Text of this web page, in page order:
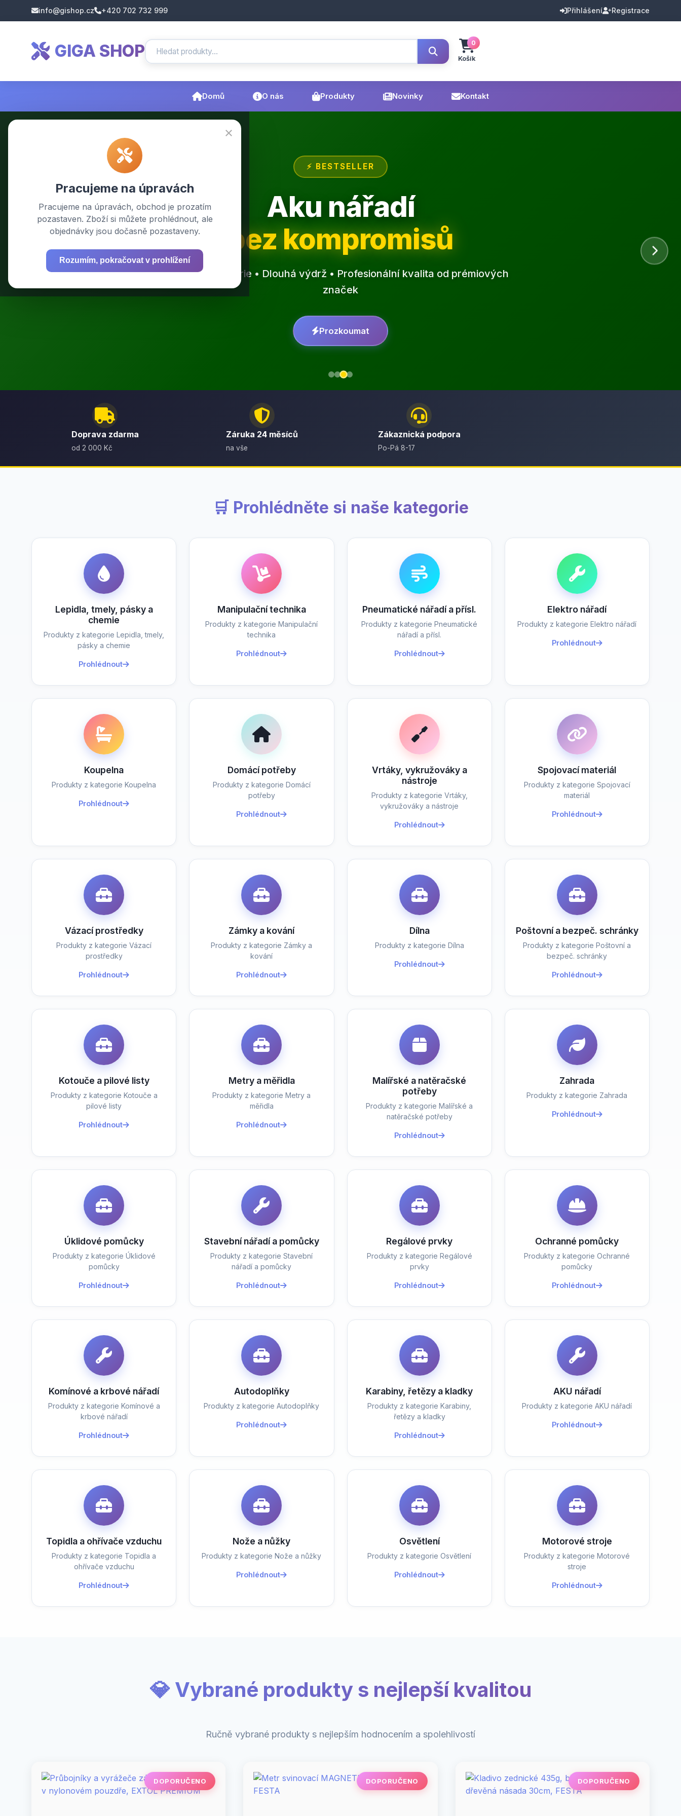
info@gishop.cz +420 702 732 999 Přihlášení Registrace
GIGA SHOP 0
Košík
Domů O nás Produkty Novinky Kontakt
×
Pracujeme na úpravách
Pracujeme na úpravách, obchod je prozatím
pozastaven. Zboží si můžete prohlédnout, ale
objednávky jsou dočasně pozastaveny.
Rozumím, pokračovat v prohlížení
⚡ BESTSELLER
Aku nářadí
bez kompromisů
Výkonné baterie • Dlouhá výdrž • Profesionální kvalita od prémiových
značek
Prozkoumat
Doprava zdarma
od 2 000 Kč
Záruka 24 měsíců
na vše
Zákaznická podpora
Po-Pá 8-17
🛒 Prohlédněte si naše kategorie
Lepidla, tmely, pásky a
chemie
Produkty z kategorie Lepidla, tmely,
pásky a chemie
Prohlédnout
Manipulační technika
Produkty z kategorie Manipulační
technika
Prohlédnout
Pneumatické nářadí a přísl.
Produkty z kategorie Pneumatické
nářadí a přísl.
Prohlédnout
Elektro nářadí
Produkty z kategorie Elektro nářadí
Prohlédnout
Koupelna
Produkty z kategorie Koupelna
Prohlédnout
Domácí potřeby
Produkty z kategorie Domácí
potřeby
Prohlédnout
Vrtáky, vykružováky a
nástroje
Produkty z kategorie Vrtáky,
vykružováky a nástroje
Prohlédnout
Spojovací materiál
Produkty z kategorie Spojovací
materiál
Prohlédnout
Vázací prostředky
Produkty z kategorie Vázací
prostředky
Prohlédnout
Zámky a kování
Produkty z kategorie Zámky a
kování
Prohlédnout
Dílna
Produkty z kategorie Dílna
Prohlédnout
Poštovní a bezpeč. schránky
Produkty z kategorie Poštovní a
bezpeč. schránky
Prohlédnout
Kotouče a pilové listy
Produkty z kategorie Kotouče a
pilové listy
Prohlédnout
Metry a měřidla
Produkty z kategorie Metry a
měřidla
Prohlédnout
Malířské a natěračské
potřeby
Produkty z kategorie Malířské a
natěračské potřeby
Prohlédnout
Zahrada
Produkty z kategorie Zahrada
Prohlédnout
Úklidové pomůcky
Produkty z kategorie Úklidové
pomůcky
Prohlédnout
Stavební nářadí a pomůcky
Produkty z kategorie Stavební
nářadí a pomůcky
Prohlédnout
Regálové prvky
Produkty z kategorie Regálové
prvky
Prohlédnout
Ochranné pomůcky
Produkty z kategorie Ochranné
pomůcky
Prohlédnout
Komínové a krbové nářadí
Produkty z kategorie Komínové a
krbové nářadí
Prohlédnout
Autodoplňky
Produkty z kategorie Autodoplňky
Prohlédnout
Karabiny, řetězy a kladky
Produkty z kategorie Karabiny,
řetězy a kladky
Prohlédnout
AKU nářadí
Produkty z kategorie AKU nářadí
Prohlédnout
Topidla a ohřívače vzduchu
Produkty z kategorie Topidla a
ohřívače vzduchu
Prohlédnout
Nože a nůžky
Produkty z kategorie Nože a nůžky
Prohlédnout
Osvětlení
Produkty z kategorie Osvětlení
Prohlédnout
Motorové stroje
Produkty z kategorie Motorové
stroje
Prohlédnout
💎 Vybrané produkty s nejlepší kvalitou
Ručně vybrané produkty s nejlepším hodnocením a spolehlivostí
DOPORUČENO DOPORUČENO DOPORUČENO